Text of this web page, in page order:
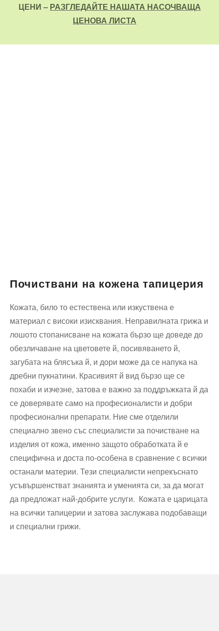
ЦЕНИ – РАЗГЛЕДАЙТЕ НАШАТА НАСОЧВАЩА
ЦЕНОВА ЛИСТА
Почиствани на кожена тапицерия
Кожата, било то естествена или изкуствена е
материал с високи изисквания. Неправилната грижа и
лошото стопанисване на кожата бързо ще доведе до
обезличаване на цветовете й, посивяването й,
загубата на блясъка й, и дори може да се напука на
дребни пукнатини. Красивият й вид бързо ще се
похаби и изчезне, затова е важно за поддръжката й да
се доверявате само на професионалисти и добри
професионални препарати. Ние сме отделили
специално звено със специалисти за почистване на
изделия от кожа, именно защото обработката й е
специфична и доста по-особена в сравнение с всички
останали материи. Тези специалисти непрекъснато
усъвършенстват знанията и уменията си, за да могат
да предложат най-добрите услуги. Кожата е царицата
на всички тапицерии и затова заслужава подобаващи
и специални грижи.